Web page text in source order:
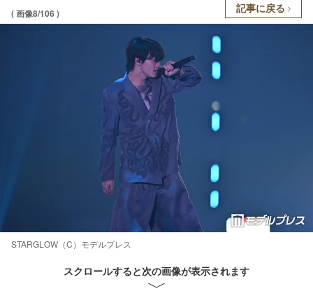
( 画像8/106 ) 記事に戻る
STARGLOW（C）モデルプレス
スクロールすると次の画像が表示されます